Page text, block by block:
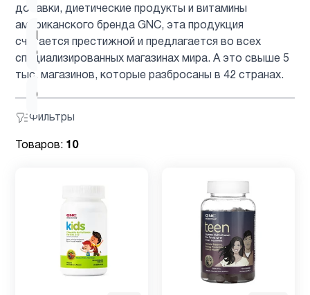
добавки, диетические продукты и витамины
американского бренда GNC, эта продукция
считается престижной и предлагается во всех
специализированных магазинах мира. А это свыше 5
тыс. магазинов, которые разбросаны в 42 странах.
Фильтры
с магнием
1
Спирулина
Товаров: 10